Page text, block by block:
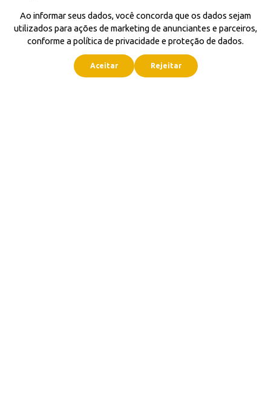
Ao informar seus dados, você concorda que os dados sejam
utilizados para ações de marketing de anunciantes e parceiros,
conforme a política de privacidade e proteção de dados.
Aceitar Rejeitar